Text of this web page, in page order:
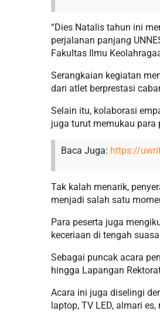
“Dies Natalis tahun ini
perjalanan panjang
Fakultas Ilmu
Serangkaian kegiatan
dari atlet berprestasi
Selain itu, kolaborasi
juga turut memukau para
Baca Juga: https://
Tak kalah menarik,
menjadi salah satu
Para peserta juga
keceriaan di tengah
Sebagai puncak acara
hingga Lapangan
Acara ini juga diselingi
laptop, TV LED, almari